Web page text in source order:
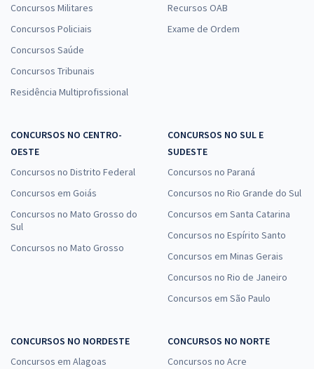
Concursos Militares
Concursos Policiais
Concursos Saúde
Concursos Tribunais
Residência Multiprofissional
Recursos OAB
Exame de Ordem
CONCURSOS NO CENTRO-
OESTE
Concursos no Distrito Federal
Concursos em Goiás
Concursos no Mato Grosso do
Sul
Concursos no Mato Grosso
CONCURSOS NO SUL E
SUDESTE
Concursos no Paraná
Concursos no Rio Grande do Sul
Concursos em Santa Catarina
Concursos no Espírito Santo
Concursos em Minas Gerais
Concursos no Rio de Janeiro
Concursos em São Paulo
CONCURSOS NO NORDESTE
Concursos em Alagoas
CONCURSOS NO NORTE
Concursos no Acre